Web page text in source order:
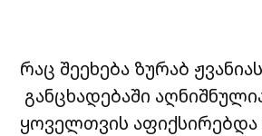
რაც შეეხება ზურაბ
განცხადებაში
ყოველთვის აფიქსირებდა